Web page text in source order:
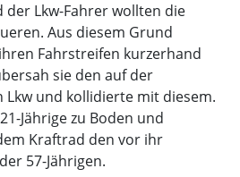
Lkw-Fahrer wollten die
Aus diesem Grund
Fahrstreifen kurzerhand
sie den auf der
und kollidierte mit diesem.
Jährige zu Boden und
Kraftrad den vor ihr
57-Jährigen.